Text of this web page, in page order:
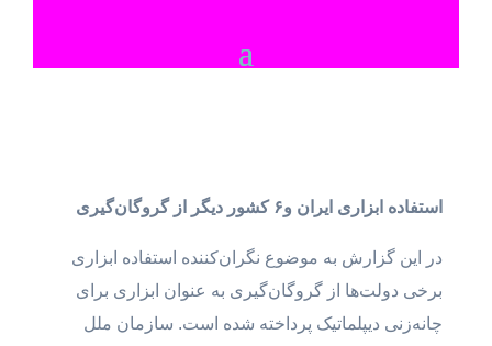
استفاده ابزاری ایران و۶ کشور دیگر از گروگان‌گیری
در این گزارش به موضوع نگران‌کننده استفاده ابزاری
برخی دولت‌ها از گروگان‌گیری به عنوان ابزاری برای
چانه‌زنی دیپلماتیک پرداخته شده است. سازمان ملل